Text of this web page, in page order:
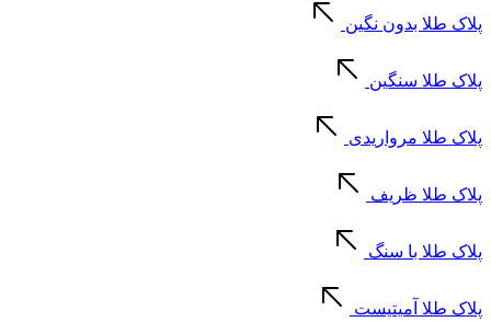
پلاک طلا بدون نگین
پلاک طلا سنگین
پلاک طلا مرواریدی
پلاک طلا ظریف
پلاک طلا با سنگ
پلاک طلا آمیتیست